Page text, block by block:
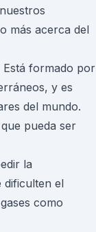
más acerca del
Está formado por
y es
del mundo.
pueda ser
la
dificulten el
como